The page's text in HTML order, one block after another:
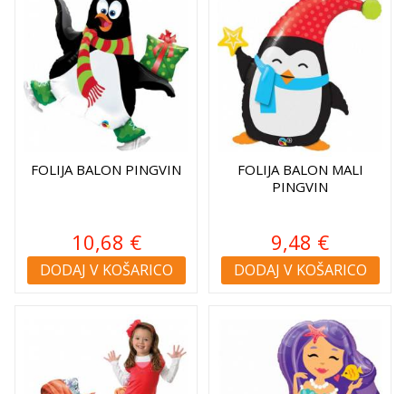
FOLIJA BALON PINGVIN
10,68 €
DODAJ V KOŠARICO
FOLIJA BALON MALI
PINGVIN
9,48 €
DODAJ V KOŠARICO